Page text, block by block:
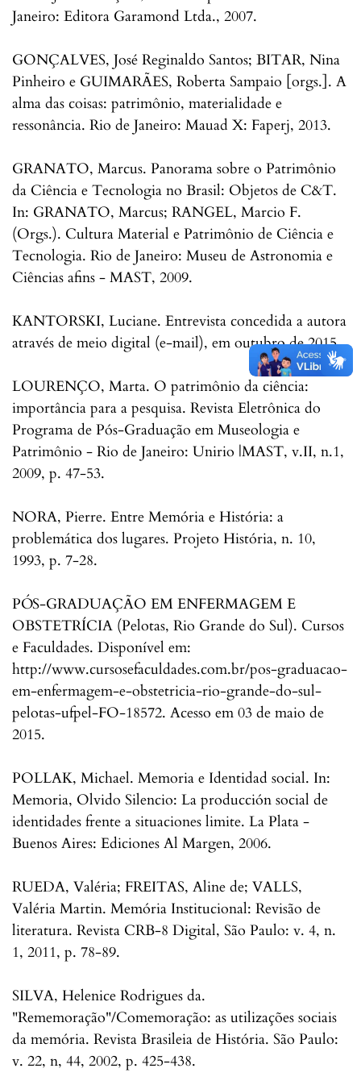
Janeiro: Editora Garamond Ltda., 2007.
GONÇALVES, José Reginaldo Santos; BITAR, Nina
Pinheiro e GUIMARÃES, Roberta Sampaio [orgs.]. A
alma das coisas: patrimônio, materialidade e
ressonância. Rio de Janeiro: Mauad X: Faperj, 2013.
GRANATO, Marcus. Panorama sobre o Patrimônio
da Ciência e Tecnologia no Brasil: Objetos de C&T.
In: GRANATO, Marcus; RANGEL, Marcio F.
(Orgs.). Cultura Material e Patrimônio de Ciência e
Tecnologia. Rio de Janeiro: Museu de Astronomia e
Ciências afins - MAST, 2009.
KANTORSKI, Luciane. Entrevista concedida a autora
através de meio digital (e-mail), em outubro de 2015.
LOURENÇO, Marta. O patrimônio da ciência:
importância para a pesquisa. Revista Eletrônica do
Programa de Pós-Graduação em Museologia e
Patrimônio - Rio de Janeiro: Unirio |MAST, v.II, n.1,
2009, p. 47-53.
NORA, Pierre. Entre Memória e História: a
problemática dos lugares. Projeto História, n. 10,
1993, p. 7-28.
PÓS-GRADUAÇÃO EM ENFERMAGEM E
OBSTETRÍCIA (Pelotas, Rio Grande do Sul). Cursos
e Faculdades. Disponível em:
http://www.cursosefaculdades.com.br/pos-graduacao-
em-enfermagem-e-obstetricia-rio-grande-do-sul-
pelotas-ufpel-FO-18572. Acesso em 03 de maio de
2015.
POLLAK, Michael. Memoria e Identidad social. In:
Memoria, Olvido Silencio: La producción social de
identidades frente a situaciones limite. La Plata -
Buenos Aires: Ediciones Al Margen, 2006.
RUEDA, Valéria; FREITAS, Aline de; VALLS,
Valéria Martin. Memória Institucional: Revisão de
literatura. Revista CRB-8 Digital, São Paulo: v. 4, n.
1, 2011, p. 78-89.
SILVA, Helenice Rodrigues da.
"Rememoração"/Comemoração: as utilizações sociais
da memória. Revista Brasileia de História. São Paulo:
v. 22, n, 44, 2002, p. 425-438.